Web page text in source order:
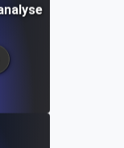
détaillée